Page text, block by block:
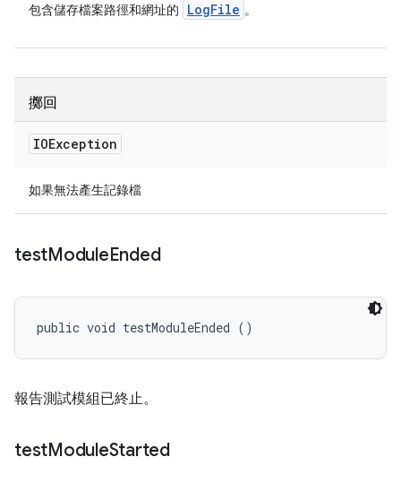
包含儲存檔案路徑和網址的 LogFile 。
擲回
IOException
如果無法產生記錄檔
testModuleEnded
public void testModuleEnded ()
報告測試模組已終止。
testModuleStarted